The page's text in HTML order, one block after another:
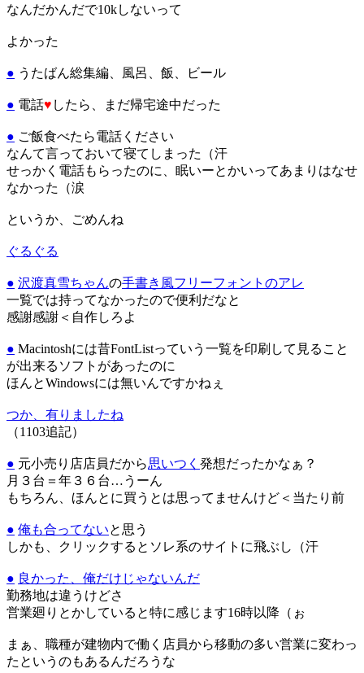
なんだかんだで10kしないって
よかった
● うたばん総集編、風呂、飯、ビール
● 電話♥ したら、まだ帰宅途中だった
● ご飯食べたら電話ください
なんて言っておいて寝てしまった（汗
せっかく電話もらったのに、眠いーとかいってあまりはなせ
なかった（涙
というか、ごめんね
ぐるぐる
● 沢渡真雪ちゃんの手書き風フリーフォントのアレ
一覧では持ってなかったので便利だなと
感謝感謝＜自作しろよ
● Macintoshには昔FontListっていう一覧を印刷して見ること
が出来るソフトがあったのに
ほんとWindowsには無いんですかねぇ
つか、有りましたね
（1103追記）
● 元小売り店店員だから思いつく 発想だったかなぁ？
月３台＝年３６台…うーん
もちろん、ほんとに買うとは思ってませんけど＜当たり前
● 俺も合ってないと思う
しかも、クリックするとソレ系のサイトに飛ぶし（汗
● 良かった、俺だけじゃないんだ
勤務地は違うけどさ
営業廻りとかしていると特に感じます16時以降（ぉ
まぁ、職種が建物内で働く店員から移動の多い営業に変わっ
たというのもあるんだろうな